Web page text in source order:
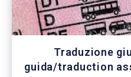
Traduzione
guida/traduction